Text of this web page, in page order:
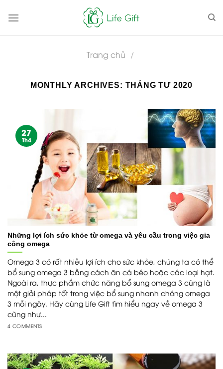
Trang chủ /
MONTHLY ARCHIVES: THÁNG TƯ 2020
Những lợi ích sức khỏe từ omega và yêu cầu trong việc gia
công omega
Omega 3 có rất nhiều lợi ích cho sức khỏe, chúng ta có thể
bổ sung omega 3 bằng cách ăn cá béo hoặc các loại hạt.
Ngoài ra, thực phẩm chức năng bổ sung omega 3 cũng là
một giải pháp tốt trong việc bổ sung nhanh chóng omega
3 mỗi ngày. Hãy cùng Life Gift tìm hiểu ngay về omega 3
cũng như...
4 COMMENTS
27
Th4